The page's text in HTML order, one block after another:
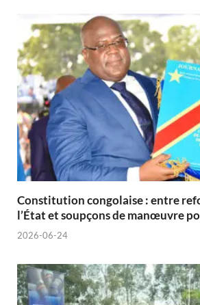
Constitution congolaise : entre
l’État et soupçons de manœuvre
2026-06-24